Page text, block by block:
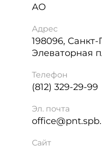
АО
Адрес
198096, Санкт-
Элеваторная
Телефон
(812) 329-29-99
Эл. почта
Сайт